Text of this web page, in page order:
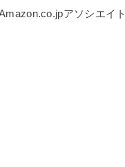
アソシエイト